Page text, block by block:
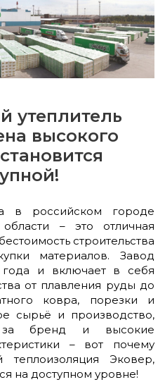
утеплитель
высокого
в российском городе
– это отличная
строительства
материалов. Завод
года и включает в себя
от плавления руды до
ковра, порезки и
сырьё и производство,
за бренд и высокие
– вот почему
теплоизоляция Эковер,
на доступном уровне!